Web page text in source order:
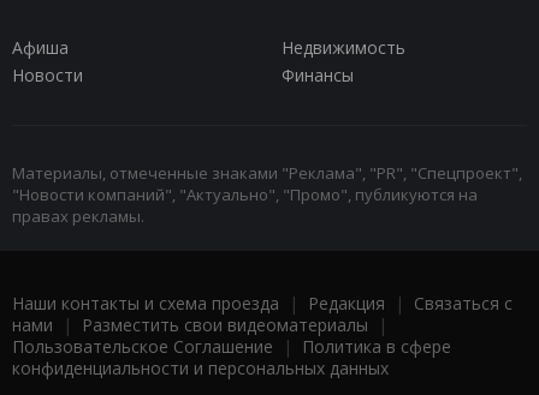
Афиша
Недвижимость
Новости
Финансы
Материалы, отмеченные знаками "Реклама", "PR", "Спецпроект",
"Новости компаний", "Актуально", "Промо", публикуются на
правах рекламы.
Наши контакты и схема проезда | Редакция | Связаться с
нами | Разместить свои видеоматериалы |
Пользовательское Соглашение |
Политика в сфере
конфиденциальности и персональных данных